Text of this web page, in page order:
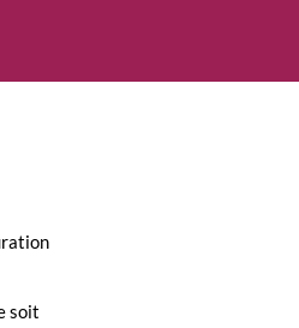
soit